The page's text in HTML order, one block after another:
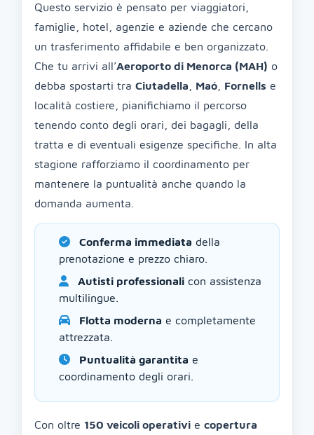
Questo servizio è pensato per viaggiatori,
famiglie, hotel, agenzie e aziende che cercano
un trasferimento affidabile e ben organizzato.
Che tu arrivi all’Aeroporto di Menorca (MAH) o
debba spostarti tra Ciutadella Maó Fornells e
località costiere, pianifichiamo il percorso
tenendo conto degli orari, dei bagagli, della
tratta e di eventuali esigenze specifiche. In alta
stagione rafforziamo il coordinamento per
mantenere la puntualità anche quando la
domanda aumenta.
Conferma immediata della
prenotazione e prezzo chiaro.
Autisti professionali con assistenza
multilingue.
Flotta moderna e completamente
attrezzata.
Puntualità garantita e
coordinamento degli orari.
Con oltre 150 veicoli operativi e copertura